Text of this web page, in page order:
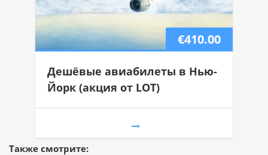
€410.00
Дешёвые авиабилеты в Нью-
Йорк (акция от LOT)
Также смотрите: